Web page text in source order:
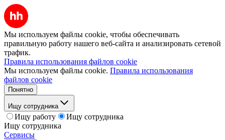
Мы используем файлы cookie, чтобы обеспечивать
правильную работу нашего веб-сайта и анализировать сетевой
трафик.
Правила использования файлов cookie
Мы используем файлы cookie. Правила использования
файлов cookie
Понятно
Ищу сотрудника
Ищу работу
Ищу сотрудника
Ищу сотрудника
Сервисы